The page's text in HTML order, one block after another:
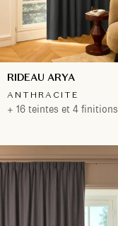
RIDEAU ARYA
ANTHRACITE
+ 16 teintes et 4 finitions